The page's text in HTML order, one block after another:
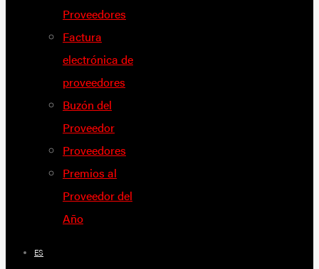
Proveedores
Factura
electrónica de
proveedores
Buzón del
Proveedor
Proveedores
Premios al
Proveedor del
Año
ES